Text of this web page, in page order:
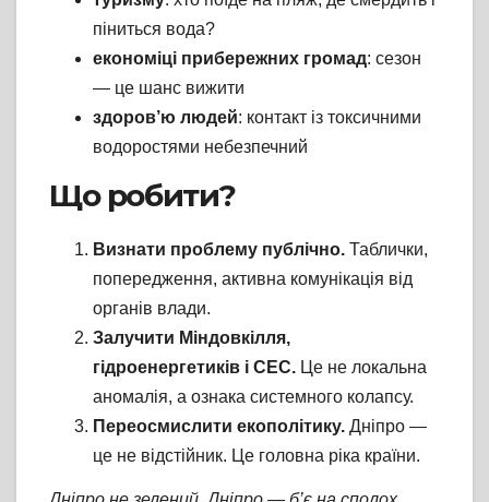
піниться вода?
економіці прибережних громад: сезон
— це шанс вижити
здоров’ю людей: контакт із токсичними
водоростями небезпечний
Що робити?
Визнати проблему публічно. Таблички,
попередження, активна комунікація від
органів влади.
Залучити Міндовкілля,
гідроенергетиків і СЕС. Це не локальна
аномалія, а ознака системного колапсу.
Переосмислити екополітику. Дніпро —
це не відстійник. Це головна ріка країни.